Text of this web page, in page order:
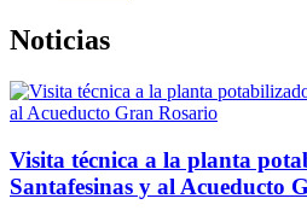
Noticias
Visita técnica a la planta
Santafesinas y al Acueducto